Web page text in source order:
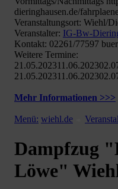
dieringhausen.de/
Veranstaltungsort: Wiehl/
Veranstalter: IG-Bw-
Kontakt: 02261/77597
Weitere Termine:
Mehr Informationen >>>
Menü: wiehl.de
Dampfzug
Löwe"